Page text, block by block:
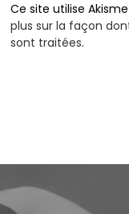
Ce site utilise
plus sur la façon
sont traitées.